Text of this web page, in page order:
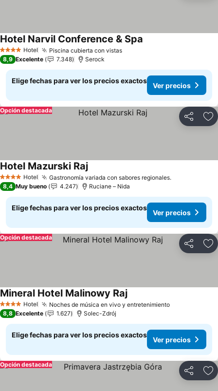
4 EstrellasHotel Piscina cubierta con vistasVer precios
Hotel Narvil Conference & Spa
8,9 Excelente 7.348 Serock
Elige fechas para ver los precios exactos
Ver precios
Compartir
Opción destacada
4 EstrellasHotel Gastronomía variada con sabores regionales.Ver precios
Hotel Mazurski RajVer precios
8,4 Muy bueno 4.247 Ruciane – Nida
Elige fechas para ver los precios exactos
Ver precios
Compartir
Opción destacada
4 EstrellasHotel Noches de música en vivo y entretenimientoVer precios
Mineral Hotel Malinowy RajVer precios
8,8 Excelente 1.627 Solec-Zdrój
Elige fechas para ver los precios exactos
Ver precios
Compartir
Opción destacada